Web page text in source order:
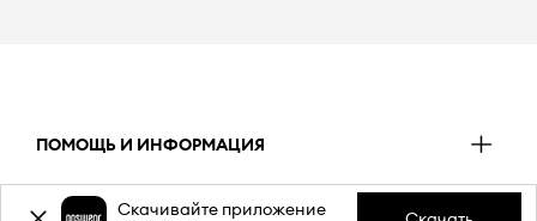
ПОМОЩЬ И ИНФОРМАЦИЯ
Скачивайте приложение